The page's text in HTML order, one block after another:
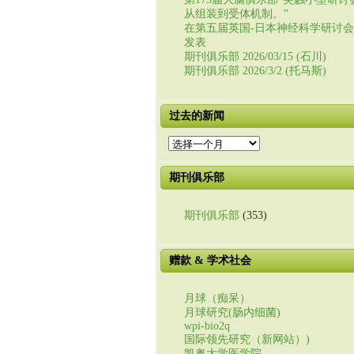
从组装到受体机制。”
在第五届英国-日本神经科学研讨
发表
期刊俱乐部 2026/03/15 (石川)
期刊俱乐部 2026/3/2 (托马斯)
过去的新闻
过
的
新
期刊俱乐部
期刊俱乐部 (353)
赠款 & 学术社会
月球（痴呆）
月球研究(肠内细菌)
wpi-bio2q
国际领先研究（新网站）)